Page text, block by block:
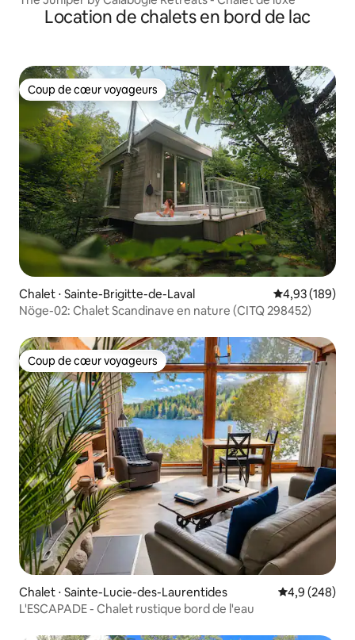
Location de chalets en bord de lac
Coup de cœur voyageurs
Coup de cœur voyageurs
Chalet ⋅ Sainte-Brigitte-de-Laval Évaluation
4,93 (189)
Nöge-02: Chalet Scandinave en nature (CITQ 298452)
Coup de cœur voyageurs
Coup de cœur voyageurs
Chalet ⋅ Sainte-Lucie-des-Laurentides Évaluation
4,9 (248)
L'ESCAPADE - Chalet rustique bord de l'eau